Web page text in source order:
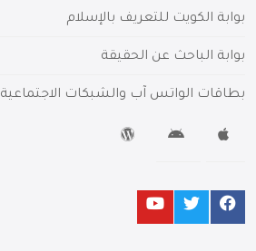
بوابة الكويت للتعريف بالإسلام
بوابة الباحث عن الحقيقة
بطاقات الواتس آب والشبكات الاجتماعية